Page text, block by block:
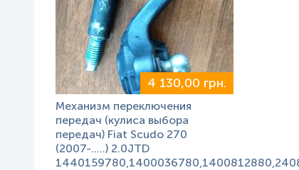
4 130,00 грн.
Механизм переключения
передач (кулиса выбора
передач) Fiat Scudo 270
(2007-.....) 2.0JTD